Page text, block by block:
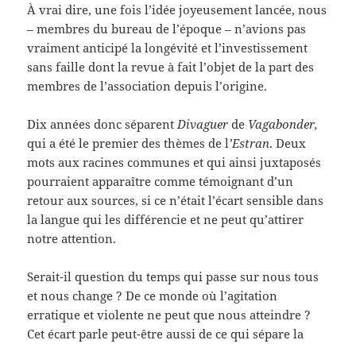
À vrai dire, une fois l’idée joyeusement lancée, nous
– membres du bureau de l’époque – n’avions pas
vraiment anticipé la longévité et l’investissement
sans faille dont la revue à fait l’objet de la part des
membres de l’association depuis l’origine.
Dix années donc séparentDivaguerde Vagabonder,
qui a été le premier des thèmes de l’Estran. Deux
mots aux racines communes et qui ainsi juxtaposés
pourraient apparaître comme témoignant d’un
retour aux sources, si ce n’était l’écart sensible dans
la langue qui les différencie et ne peut qu’attirer
notre attention.
Serait-il question du temps qui passe sur nous tous
et nous change ? De ce monde où l’agitation
erratique et violente ne peut que nous atteindre ?
Cet écart parle peut-être aussi de ce qui sépare la